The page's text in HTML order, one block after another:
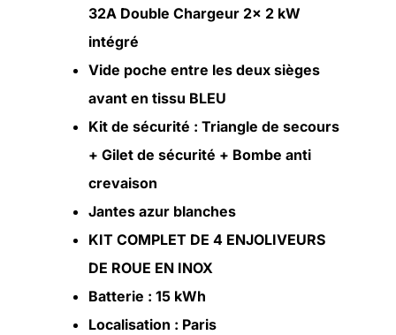
32A Double Chargeur 2x 2 kW
intégré
Vide poche entre les deux sièges
avant en tissu BLEU
Kit de sécurité : Triangle de secours
+ Gilet de sécurité + Bombe anti
crevaison
Jantes azur blanches
KIT COMPLET DE 4 ENJOLIVEURS
DE ROUE EN INOX
Batterie : 15 kWh
Localisation : Paris